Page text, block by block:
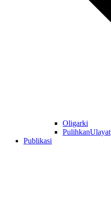
Oligarki
PulihkanUlayat
Publikasi